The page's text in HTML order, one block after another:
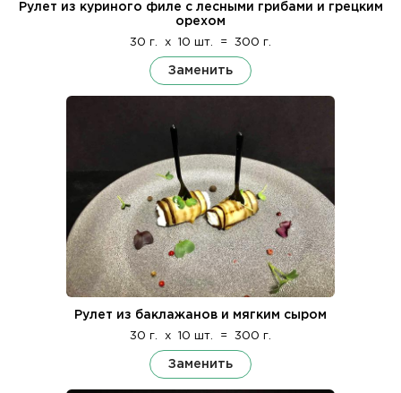
Рулет из куриного филе с лесными грибами и грецким
орехом
30 г. x 10 шт. = 300 г.
Заменить
Рулет из баклажанов и мягким сыром
30 г. x 10 шт. = 300 г.
Заменить